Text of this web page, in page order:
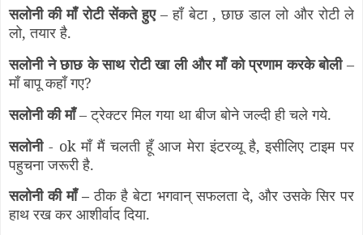
सलोनी की माँ रोटी सेंकते हुए– हाँ बेटा , छाछ डाल लो और रोटी ले
लो, तयार है.
सलोनी ने छाछ के साथ रोटी खा ली और माँ को प्रणाम करके बोली–
माँ बापू कहाँ गए?
सलोनी की माँ– ट्रेक्टर मिल गया था बीज बोने जल्दी ही चले गये.
सलोनी- ok माँ मैं चलती हूँ आज मेरा इंटरव्यू है, इसीलिए टाइम पर
पहुचना जरूरी है.
सलोनी की माँ –ठीक है बेटा भगवान् सफलता दे, और उसके सिर पर
हाथ रख कर आशीर्वाद दिया.